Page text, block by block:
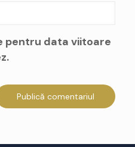
pentru data viitoare